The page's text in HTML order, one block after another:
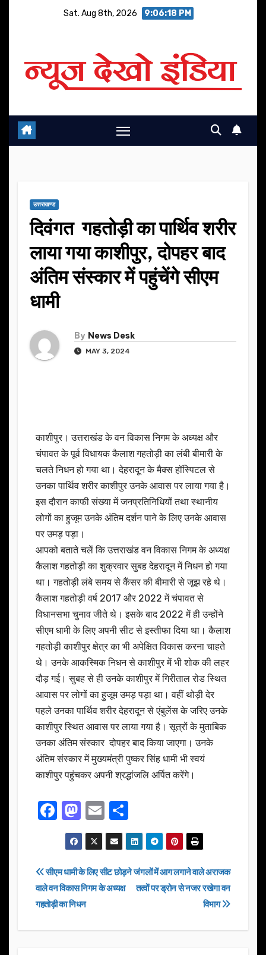
Sat. Aug 8th, 2026 9:06:19 PM
उत्तराखण्ड
दिवंगत गहतोड़ी का पार्थिव शरीर
लाया गया काशीपुर, दोपहर बाद
अंतिम संस्कार में पहुंचेंगे सीएम
धामी
By News Desk
MAY 3, 2024
काशीपुर। उत्तराखंड के वन विकास निगम के अध्यक्ष और
चंपावत के पूर्व विधायक कैलाश गहतोड़ी का लंबी बीमारी के
चलते निधन हो गया था। देहरादून के मैक्स हॉस्पिटल से
उनका पार्थिव शरीर काशीपुर उनके आवास पर लाया गया है।
इस दौरान काफी संख्या में जनप्रतिनिधियों तथा स्थानीय
लोगों का हुजूम उनके अंतिम दर्शन पाने के लिए उनके आवास
पर उमड़ पड़ा।
आपको बताते चलें कि उत्तराखंड वन विकास निगम के अध्यक्ष
कैलाश गहतोड़ी का शुक्रवार सुबह देहरादून में निधन हो गया
था। गहतोड़ी लंबे समय से कैंसर की बीमारी से जूझ रहे थे।
कैलाश गहतोड़ी वर्ष 2017 और 2022 में चंपावत से
विधानसभा चुनाव जीते थे। इसके बाद 2022 में ही उन्होंने
सीएम धामी के लिए अपनी सीट से इस्तीफा दिया था। कैलाश
गहतोड़ी काशीपुर क्षेत्र का भी अपेक्षित विकास करना चाहते
थे। उनके आकस्मिक निधन से काशीपुर में भी शोक की लहर
दौड़ गई। सुबह से ही उनके काशीपुर में गिरीताल रोड स्थित
आवास पर लोगों का हुजूम उमड़ पड़ा था। वहीं थोड़ी देर
पहले उनका पार्थिव शरीर देहरादून से एंबुलेंस के जरिए उनके
काशीपुर स्थित आवास पर लाया गया है। सूत्रों के मुताबिक
उनका अंतिम संस्कार दोपहर बाद किया जाएगा। उनके
अंतिम संस्कार में मुख्यमंत्री पुष्कर सिंह धामी भी स्वयं
काशीपुर पहुंचकर अपनी श्रद्धांजलि अर्पित करेंगे।
F
a
c
e
b
o
o
M
a
st
o
d
o
n
E
m
ail
h
ar
e
Post
navigation
जंगलों में आग लगाने वाले अराजक
तत्वों पर ड्रोन से नजर रखेगा वन
विभाग
सीएम धामी के लिए सीट छोड़ने
वाले वन विकास निगम के अध्यक्ष
गहतोड़ी का निधन